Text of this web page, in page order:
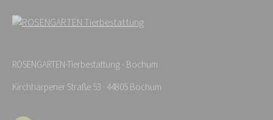
ROSENGARTEN-Tierbestattung - Bochum
Kirchharpener Straße 53 · 44805 Bochum